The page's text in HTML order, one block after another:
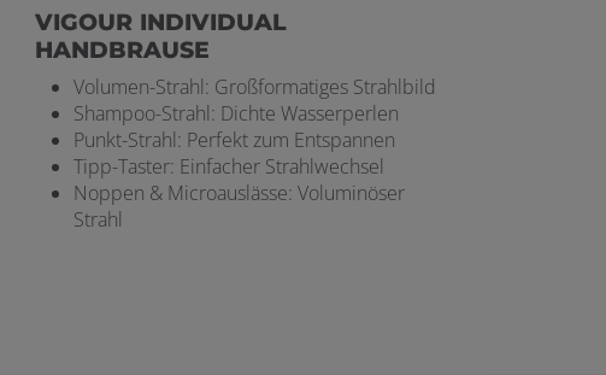
VIGOUR INDIVIDUAL
HANDBRAUSE
Volumen-Strahl: Großformatiges Strahlbild
Shampoo-Strahl: Dichte Wasserperlen
Punkt-Strahl: Perfekt zum Entspannen
Tipp-Taster: Einfacher Strahlwechsel
Noppen & Microauslässe: Voluminöser
Strahl